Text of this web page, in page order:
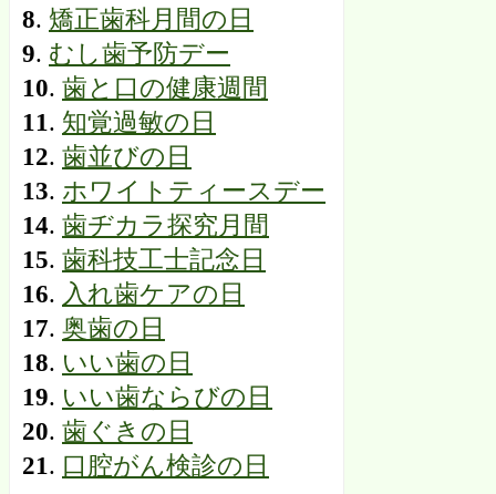
8. 矯正歯科月間の日
9. むし歯予防デー
10. 歯と口の健康週間
11. 知覚過敏の日
12. 歯並びの日
13. ホワイトティースデー
14. 歯ヂカラ探究月間
15. 歯科技工士記念日
16. 入れ歯ケアの日
17. 奥歯の日
18. いい歯の日
19. いい歯ならびの日
20. 歯ぐきの日
21. 口腔がん検診の日